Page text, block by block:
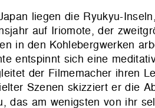
liegen die Ryukyu-
auf Iriomote, der
in den Kohlebergwerken
entspinnt sich eine
der Filmemacher ihren
Szenen skizziert er die
das am wenigsten von ihr